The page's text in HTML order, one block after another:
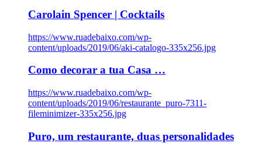
Carolain Spencer | Cocktails
https://www.ruadebaixo.com/wp-
content/uploads/2019/06/aki-catalogo-335x256.jpg
Como decorar a tua Casa …
https://www.ruadebaixo.com/wp-
content/uploads/2019/06/restaurante_puro-7311-
fileminimizer-335x256.jpg
Puro, um restaurante, duas personalidades